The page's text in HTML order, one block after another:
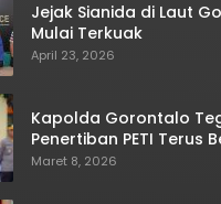
Jejak Sianida di Laut
Mulai Terkuak
April 23, 2026
Kapolda Gorontalo
Penertiban PETI Terus
Maret 8, 2026